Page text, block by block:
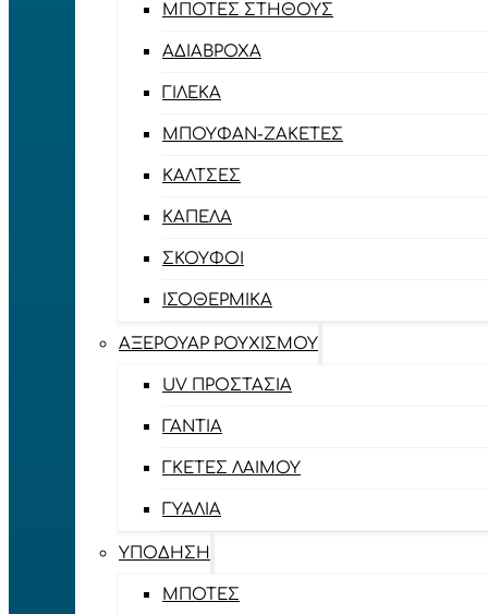
ΜΠΌΤΕΣ ΣΤΉΘΟΥΣ
ΑΔΙΆΒΡΟΧΑ
ΓΙΛΈΚΑ
ΜΠΟΥΦΆΝ-ΖΑΚΈΤΕΣ
ΚΆΛΤΣΕΣ
ΚΑΠΈΛΑ
ΣΚΟΎΦΟΙ
ΙΣΟΘΕΡΜΙΚΆ
ΑΞΕΡΟΥΆΡ ΡΟΥΧΙΣΜΟΎ
UV ΠΡΟΣΤΑΣΊΑ
ΓΆΝΤΙΑ
ΓΚΈΤΕΣ ΛΑΊΜΟΥ
ΓΥΑΛΙΆ
ΥΠΌΔΗΣΗ
ΜΠΌΤΕΣ